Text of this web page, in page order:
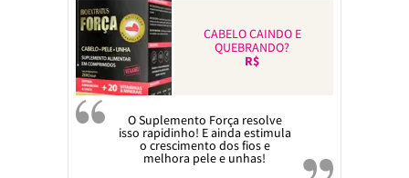
CABELO CAINDO E
QUEBRANDO?
R$
O Suplemento Força resolve
isso rapidinho! E ainda estimula
o crescimento dos fios e
melhora pele e unhas!